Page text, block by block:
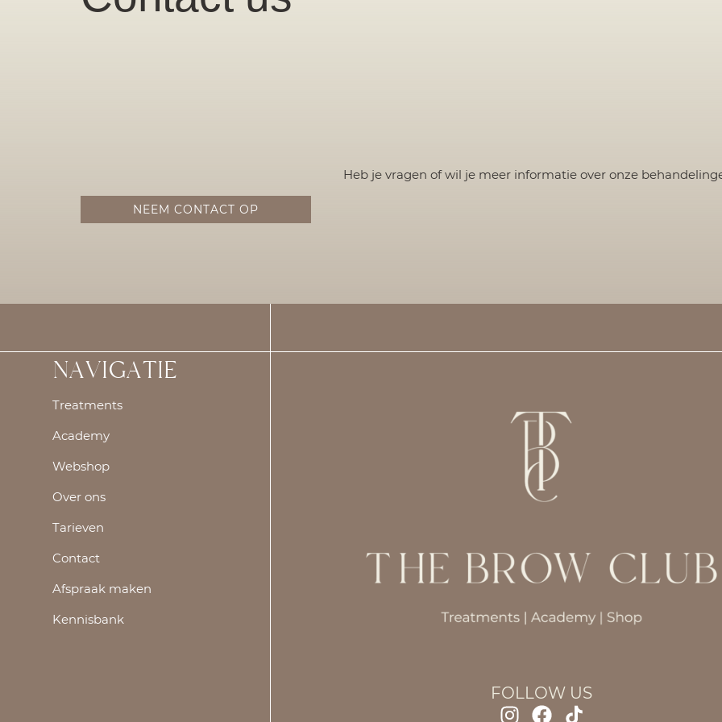
Heb je vragen of wil je meer informatie over onze
NEEM CONTACT OP
NAVIGATIE
Treatments
Academy
Webshop
Over ons
Tarieven
Contact
Afspraak maken
Kennisbank
FOLLOW US